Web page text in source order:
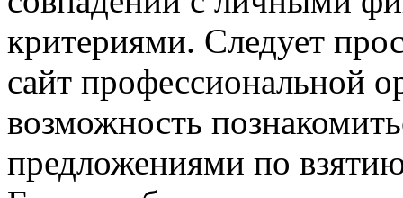
критериями. Следует
сайт профессиональной
возможность
предложениями по